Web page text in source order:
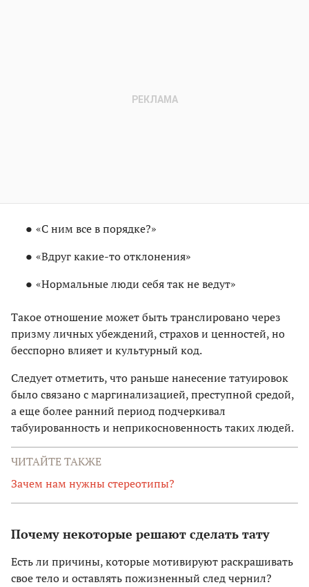
«С ним все в порядке?»
«Вдруг какие-то отклонения»
«Нормальные люди себя так не ведут»
Такое отношение может быть транслировано через
призму личных убеждений, страхов и ценностей, но
бесспорно влияет и культурный код.
Следует отметить, что раньше нанесение татуировок
было связано с маргинализацией, преступной средой,
а еще более ранний период подчеркивал
табуированность и неприкосновенность таких людей.
ЧИТАЙТЕ ТАКЖЕ
Зачем нам нужны стереотипы?
Почему некоторые решают сделать тату
Есть ли причины, которые мотивируют раскрашивать
свое тело и оставлять пожизненный след чернил?